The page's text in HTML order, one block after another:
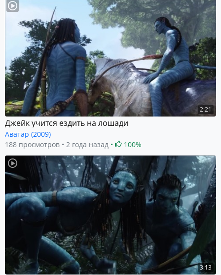
2:21
Джейк учится ездить на лошади
Аватар (2009)
188 просмотров
2 года назад 100%
3:13